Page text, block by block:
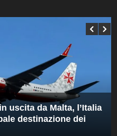
uscita da Malta, l’Italia
destinazione dei